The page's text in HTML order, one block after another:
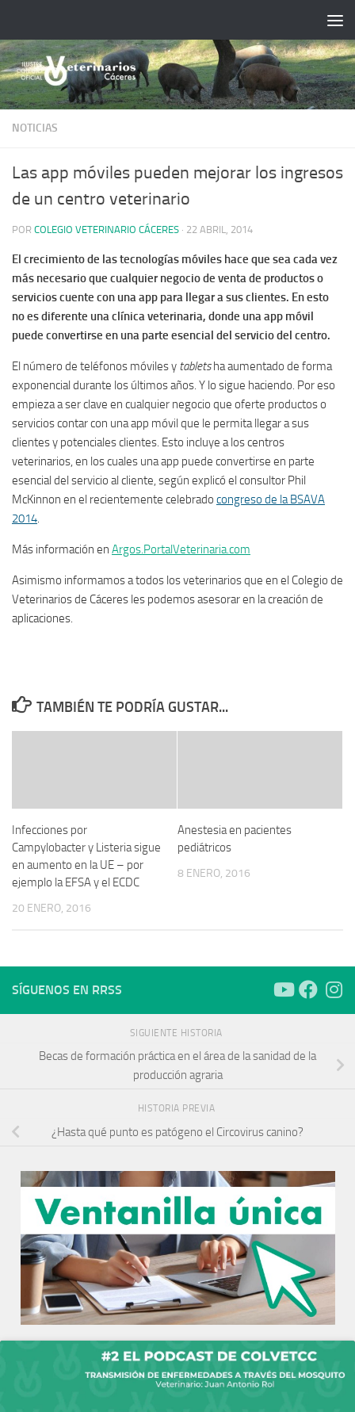
NOTICIAS
Las app móviles pueden mejorar los ingresos
de un centro veterinario
POR COLEGIO VETERINARIO CÁCERES · 22 ABRIL, 2014
El crecimiento de las tecnologías móviles hace que sea cada vez
más necesario que cualquier negocio de venta de productos o
servicios cuente con una app para llegar a sus clientes. En esto
no es diferente una clínica veterinaria, donde una app móvil
puede convertirse en una parte esencial del servicio del centro.
El número de teléfonos móviles y tabletsha aumentado de forma
exponencial durante los últimos años. Y lo sigue haciendo. Por eso
empieza a ser clave en cualquier negocio que oferte productos o
servicios contar con una app móvil que le permita llegar a sus
clientes y potenciales clientes. Esto incluye a los centros
veterinarios, en los cuales una app puede convertirse en parte
esencial del servicio al cliente, según explicó el consultor Phil
McKinnon en el recientemente celebrado congreso de la BSAVA
2014
Más información en Argos.PortalVeterinaria.com
Asimismo informamos a todos los veterinarios que en el Colegio de
Veterinarios de Cáceres les podemos asesorar en la creación de
aplicaciones.
TAMBIÉN TE PODRÍA GUSTAR...
Infecciones por
Campylobacter y Listeria sigue
en aumento en la UE – por
ejemplo la EFSA y el ECDC
20 ENERO, 2016
Anestesia en pacientes
pediátricos
8 ENERO, 2016
SÍGUENOS EN RRSS
SIGUIENTE HISTORIA
Becas de formación práctica en el área de la sanidad de la
producción agraria
HISTORIA PREVIA
¿Hasta qué punto es patógeno el Circovirus canino?